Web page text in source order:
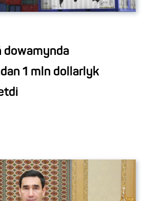
dowamynda
1 mln dollarlyk